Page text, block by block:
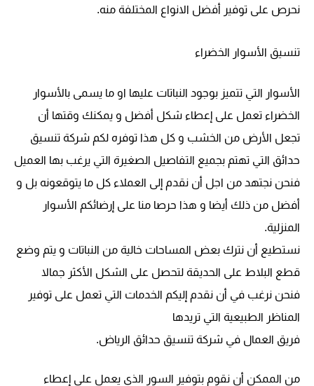
نحرص على توفير أفضل الانواع المختلفة منه.
تنسيق الأسوار الخضراء
الأسوار التي تتميز بوجود النباتات عليها او ما يسمى بالأسوار
الخضراء تعمل على إعطاء شكل أفضل و يمكنك وقتها أن
تجعل الأرض من الخشب و كل هذا توفره لكم شركة تنسيق
حدائق التي تهتم بجميع التفاصيل الصغيرة التي يرغب بها العميل
فنحن نجتهد من اجل أن نقدم إلى العملاء كل ما يتوقعونه بل و
أفضل من ذلك أيضا و هذا حرصا منا على إرضائكم الأسوار
المنزلية.
نستطيع أن نترك بعض المساحات خالية من النباتات و يتم وضع
قطع البلاط على الحديقة لتحصل على الشكل الأكثر جمالا
فنحن نرغب في أن نقدم إليكم الخدمات التي تعمل على توفير
المناظر الطبيعية التي تريدها
فريق العمال في شركة تنسيق حدائق الرياض.
من الممكن أن نقوم بتوفير السور الذي يعمل على إعطاء